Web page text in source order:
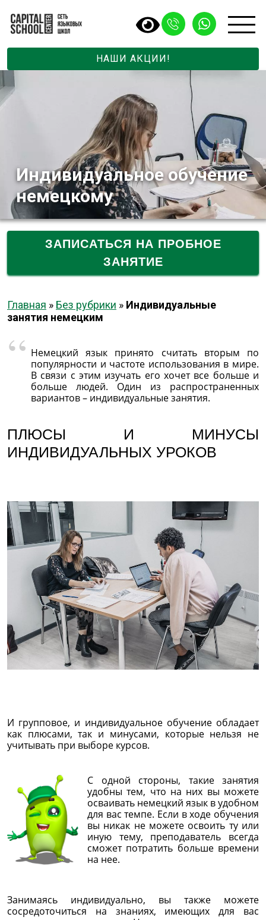
НАШИ АКЦИИ!
Индивидуальное обучение
немецкому
ЗАПИСАТЬСЯ НА ПРОБНОЕ
ЗАНЯТИЕ
Главная » Без рубрики » Индивидуальные
занятия немецким
Немецкий язык принято считать вторым по
популярности и частоте использования в мире.
В связи с этим изучать его хочет все больше и
больше людей. Один из распространенных
вариантов – индивидуальные занятия.
ПЛЮСЫ И МИНУСЫ
ИНДИВИДУАЛЬНЫХ УРОКОВ
И групповое, и индивидуальное обучение обладает
как плюсами, так и минусами, которые нельзя не
учитывать при выборе курсов.
С одной стороны, такие занятия
удобны тем, что на них вы можете
осваивать немецкий язык в удобном
для вас темпе. Если в ходе обучения
вы никак не можете освоить ту или
иную тему, преподаватель всегда
сможет потратить больше времени
на нее.
Занимаясь индивидуально, вы также можете
сосредоточиться на знаниях, имеющих для вас